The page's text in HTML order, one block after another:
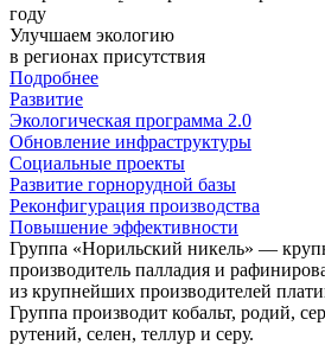
году
Улучшаем экологию
в регионах присутствия
Подробнее
Развитие
Экологическая программа 2.0
Обновление инфраструктуры
Социальные проекты
Развитие горнорудной базы
Реконфигурация производства
Повышение эффективности
Группа «Норильский никель» —
производитель палладия и
из крупнейших производителей
Группа производит кобальт, родий,
рутений, селен, теллур и серу.